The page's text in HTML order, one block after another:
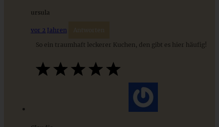
ursula
vor 2 Jahren Antworten
So ein traumhaft leckerer Kuchen, den gibt es hier häufig!